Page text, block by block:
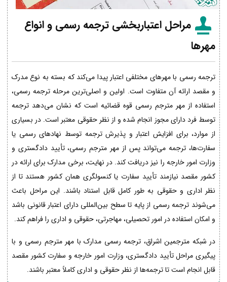
مراحل اعتباربخشی ترجمه رسمی و انواع
مهرها
ترجمه رسمی با مهرهای مختلفی اعتبار پیدا می‌کند که بسته به نوع مدرک
و مقصد ارائه آن متفاوت است. اولین و اصلی‌ترین مرحله ترجمه رسمی،
استفاده از مهر مترجم رسمی قوه قضائیه است که نشان می‌دهد ترجمه
توسط فرد دارای مجوز انجام شده و از نظر حقوقی معتبر است. در بسیاری
از موارد، برای افزایش اعتبار و پذیرش ترجمه توسط نهادهای رسمی یا
سفارت‌ها، ترجمه می‌تواند پس از مهر مترجم رسمی، تأیید دادگستری و
وزارت امور خارجه را نیز دریافت کند. در نهایت، برخی مدارک برای ارائه در
کشور مقصد نیازمند تأیید سفارت یا کنسولگری همان کشور هستند تا از
نظر اداری و حقوقی به طور کامل قابل استناد باشند. این مراحل باعث
می‌شوند ترجمه رسمی از پایه تا سطح بین‌المللی دارای اعتبار قانونی باشد
و امکان استفاده در امور تحصیلی، مهاجرتی، حقوقی و اداری را فراهم کند.
در شبکه مترجمین اشراق، ترجمه رسمی مدارک با مهر مترجم رسمی و با
پیگیری مراحل تأیید دادگستری، وزارت امور خارجه و سفارت کشور مقصد
قابل انجام است تا ترجمه‌ها از نظر حقوقی و اداری کاملاً معتبر باشند.